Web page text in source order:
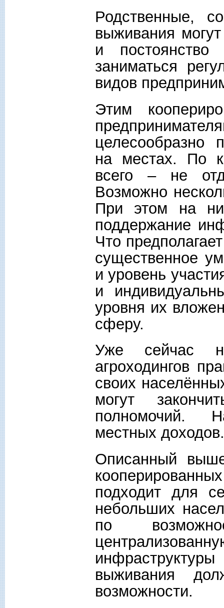
Родственные,
выживания
и
заниматься
видов
Этим
целесообразно
на местах. По
всего – не
Возможно
При этом на
поддержание
Что
существенное
и уровень
и
уровня их
сферу.
Уже сейчас
агроходингов
своих
могут
полномочий.
местных доходов.
Описанный
подходит для
небольших
по
выживания
возможности.